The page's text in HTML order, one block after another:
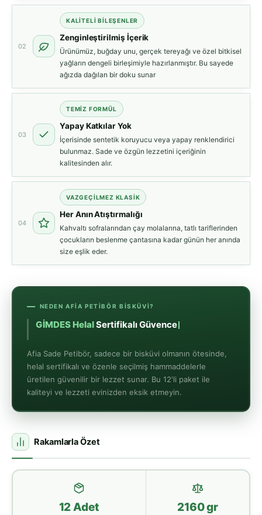
02
KALITELI BILEŞENLER
Zenginleştirilmiş İçerik
Ürünümüz, buğday unu, gerçek tereyağı ve özel bitkisel
yağların dengeli birleşimiyle hazırlanmıştır. Bu sayede
ağızda dağılan bir doku sunar
03
TEMIZ FORMÜL
Yapay Katkılar Yok
İçerisinde sentetik koruyucu veya yapay renklendirici
bulunmaz. Sade ve özgün lezzetini içeriğinin
kalitesinden alır.
04
VAZGEÇILMEZ KLASIK
Her Anın Atıştırmalığı
Kahvaltı sofralarından çay molalarına, tatlı tariflerinden
çocukların beslenme çantasına kadar günün her anında
size eşlik eder.
NEDEN AFIA PETIBÖR BISKÜVI?
GİMDES HelalSertifikalı Güvence
Afia Sade Petibör, sadece bir bisküvi olmanın ötesinde,
helal sertifikalı ve özenle seçilmiş hammaddelerle
üretilen güvenilir bir lezzet sunar. Bu 12'li paket ile
kaliteyi ve lezzeti evinizden eksik etmeyin.
Rakamlarla Özet
12 Adet 2160 gr